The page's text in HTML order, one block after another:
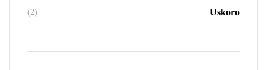
Uskoro
(2)